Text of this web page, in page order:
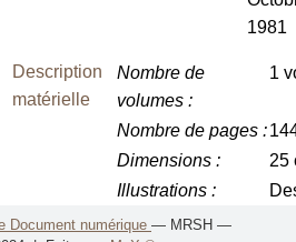
1981
Description
matérielle
Nombre de
volumes:
1
Nombre de pages:
Dimensions:
25
Illustrations:
Document numérique — MRSH —